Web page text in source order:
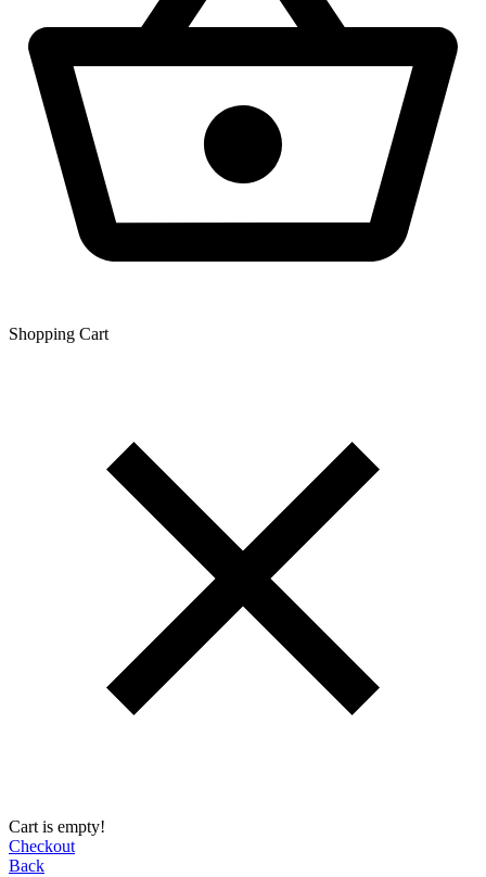
Shopping Сart
Cart is empty!
Checkout
Back